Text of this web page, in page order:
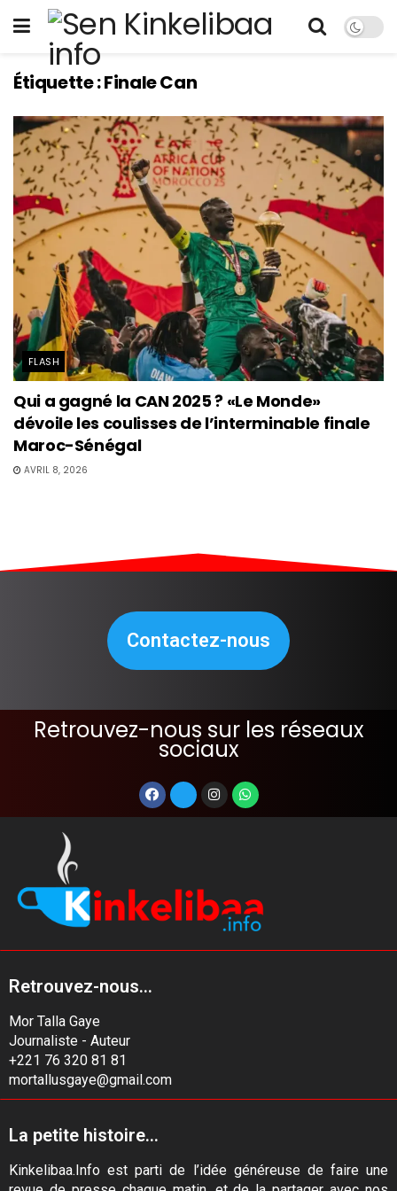
Étiquette :Finale Can
FLASH
Qui a gagné la CAN 2025 ? «Le Monde»
dévoile les coulisses de l’interminable finale
Maroc-Sénégal
AVRIL 8, 2026
Contactez-nous
Retrouvez-nous sur les réseaux
sociaux
Retrouvez-nous...
Mor Talla Gaye
Journaliste - Auteur
+221 76 320 81 81
mortallusgaye@gmail.com
La petite histoire...
Kinkelibaa.Info est parti de l’idée généreuse de faire une